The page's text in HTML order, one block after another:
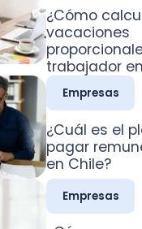
es el plazo para
remuneraciones
se pagan los
trabajados